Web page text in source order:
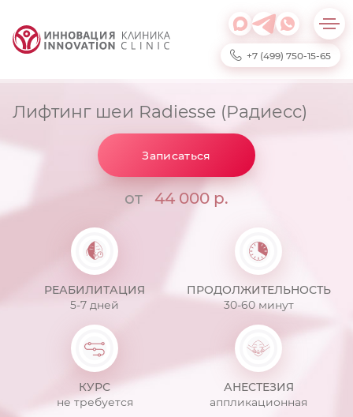
+7 (499) 750-15-65
Лифтинг шеи Radiesse (Радиесс)
Записаться
от 44 000 р.
РЕАБИЛИТАЦИЯ
5-7 дней
ПРОДОЛЖИТЕЛЬНОСТЬ
30-60 минут
КУРС
не требуется
АНЕСТЕЗИЯ
аппликационная